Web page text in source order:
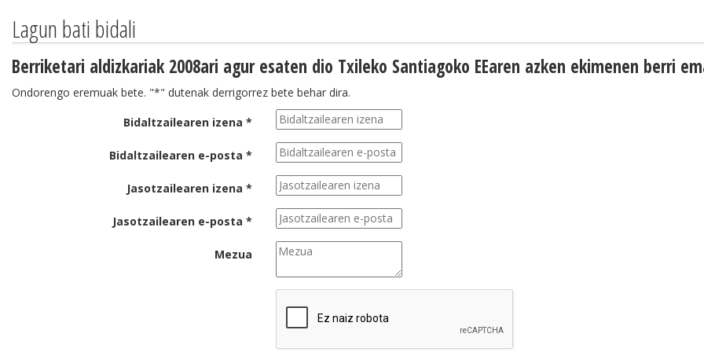
Lagun bati bidali
Berriketari aldizkariak 2008ari agur esaten dio Txileko Santiagoko EEaren azken ekimenen berri
Ondorengo eremuak bete. "*" dutenak derrigorrez bete behar dira.
Bidaltzailearen izena *
Bidaltzailearen e-posta *
Jasotzailearen izena *
Jasotzailearen e-posta *
Mezua